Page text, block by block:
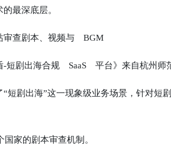
最深底层。
查剧本、视频与 BGM
剧出海合规 SaaS 平台》来自杭州师
剧出海”这一现象级业务场景，针对短
的剧本审查机制。